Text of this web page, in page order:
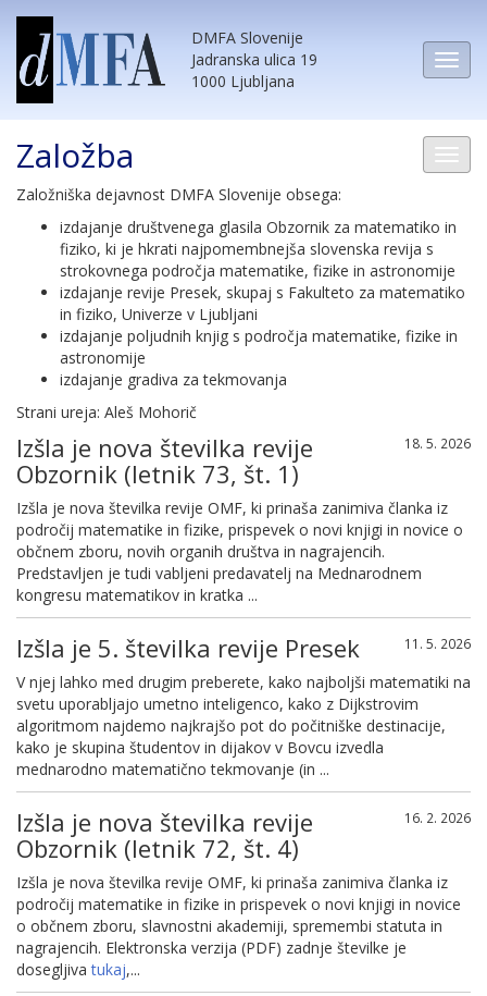
DMFA Slovenije
Jadranska ulica 19
1000 Ljubljana
Založba
Založniška dejavnost DMFA Slovenije obsega:
izdajanje društvenega glasila Obzornik za matematiko in
fiziko, ki je hkrati najpomembnejša slovenska revija s
strokovnega področja matematike, fizike in astronomije
izdajanje revije Presek, skupaj s Fakulteto za matematiko
in fiziko, Univerze v Ljubljani
izdajanje poljudnih knjig s področja matematike, fizike in
astronomije
izdajanje gradiva za tekmovanja
Strani ureja: Aleš Mohorič
18. 5. 2026
Izšla je nova številka revije
Obzornik (letnik 73, št. 1)
Izšla je nova številka revije OMF, ki prinaša zanimiva članka iz
področij matematike in fizike, prispevek o novi knjigi in novice o
občnem zboru, novih organih društva in nagrajencih.
Predstavljen je tudi vabljeni predavatelj na Mednarodnem
kongresu matematikov in kratka ...
11. 5. 2026
Izšla je 5. številka revije Presek
V njej lahko med drugim preberete, kako najboljši matematiki na
svetu uporabljajo umetno inteligenco, kako z Dijkstrovim
algoritmom najdemo najkrajšo pot do počitniške destinacije,
kako je skupina študentov in dijakov v Bovcu izvedla
mednarodno matematično tekmovanje (in ...
16. 2. 2026
Izšla je nova številka revije
Obzornik (letnik 72, št. 4)
Izšla je nova številka revije OMF, ki prinaša zanimiva članka iz
področij matematike in fizike in prispevek o novi knjigi in novice
o občnem zboru, slavnostni akademiji, spremembi statuta in
nagrajencih. Elektronska verzija (PDF) zadnje številke je
dosegljivatukaj,...